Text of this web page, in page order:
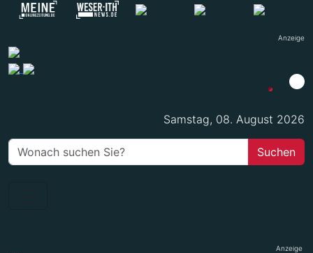
Anzeige
Samstag, 08. August 2026
Anzeige